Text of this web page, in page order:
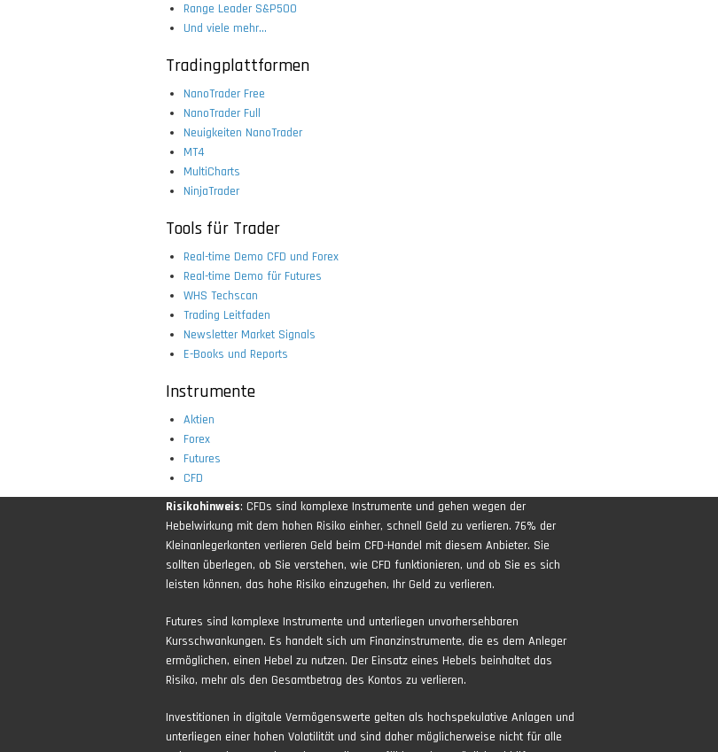
Range Leader S&P500
Und viele mehr...
Tradingplattformen
NanoTrader Free
NanoTrader Full
Neuigkeiten NanoTrader
MT4
MultiCharts
NinjaTrader
Tools für Trader
Real-time Demo CFD und Forex
Real-time Demo für Futures
WHS Techscan
Trading Leitfaden
Newsletter Market Signals
E-Books und Reports
Instrumente
Aktien
Forex
Futures
CFD
Risikohinweis: CFDs sind komplexe Instrumente und gehen wegen der
Hebelwirkung mit dem hohen Risiko einher, schnell Geld zu verlieren. 76% der
Kleinanlegerkonten verlieren Geld beim CFD-Handel mit diesem Anbieter. Sie
sollten überlegen, ob Sie verstehen, wie CFD funktionieren, und ob Sie es sich
leisten können, das hohe Risiko einzugehen, Ihr Geld zu verlieren.
Futures sind komplexe Instrumente und unterliegen unvorhersehbaren
Kursschwankungen. Es handelt sich um Finanzinstrumente, die es dem Anleger
ermöglichen, einen Hebel zu nutzen. Der Einsatz eines Hebels beinhaltet das
Risiko, mehr als den Gesamtbetrag des Kontos zu verlieren.
Investitionen in digitale Vermögenswerte gelten als hochspekulative Anlagen und
unterliegen einer hohen Volatilität und sind daher möglicherweise nicht für alle